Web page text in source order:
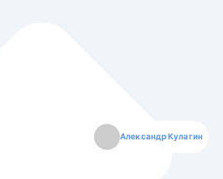
Александр Кулагин
Даниил Макаров
Екатерина Лазаренко
Борис Кашко
Юлия Изоитко